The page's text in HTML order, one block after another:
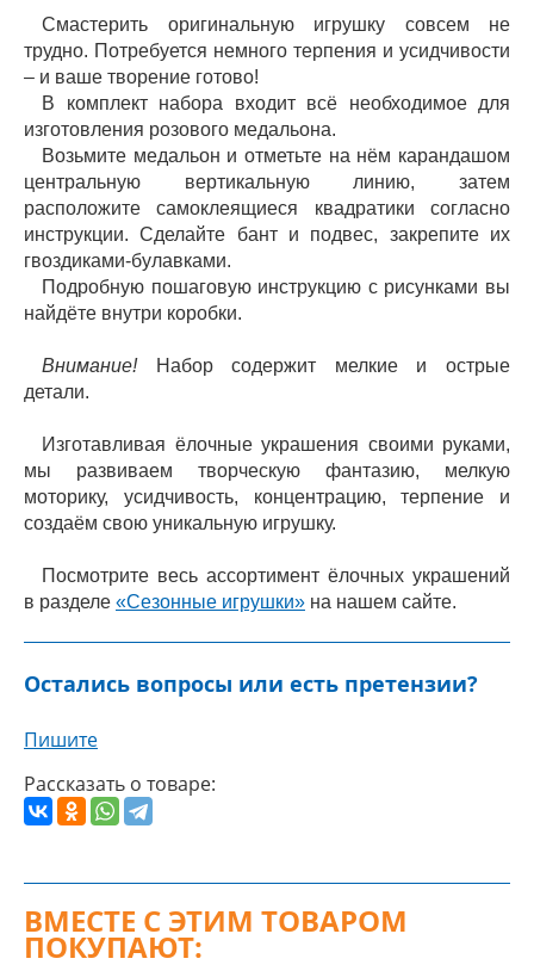
Смастерить оригинальную игрушку совсем не
трудно. Потребуется немного терпения и усидчивости
– и ваше творение готово!
В комплект набора входит всё необходимое для
изготовления розового медальона.
Возьмите медальон и отметьте на нём карандашом
центральную вертикальную линию, затем
расположите самоклеящиеся квадратики согласно
инструкции. Сделайте бант и подвес, закрепите их
гвоздиками-булавками.
Подробную пошаговую инструкцию с рисунками вы
найдёте внутри коробки.
Внимание!Набор содержит мелкие и острые
детали.
Изготавливая ёлочные украшения своими руками,
мы развиваем творческую фантазию, мелкую
моторику, усидчивость, концентрацию, терпение и
создаём свою уникальную игрушку.
Посмотрите весь ассортимент ёлочных украшений
в разделе «Сезонные игрушки» на нашем сайте.
Остались вопросы или есть претензии?
Пишите
Рассказать о товаре:
ВМЕСТЕ С ЭТИМ ТОВАРОМ
ПОКУПАЮТ: